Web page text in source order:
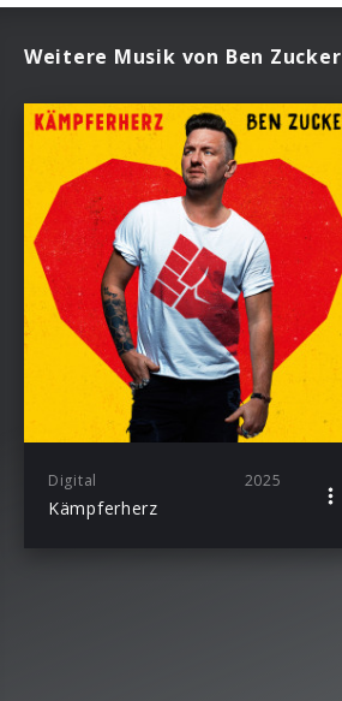
Weitere Musik von Ben Zucker
Digital 2025
Kämpferherz